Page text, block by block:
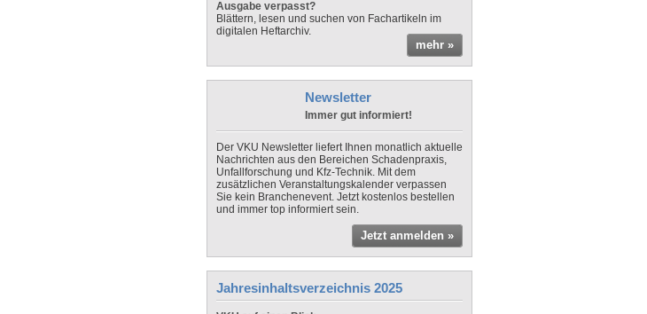
Ausgabe verpasst?
Blättern, lesen und suchen von Fachartikeln im
digitalen Heftarchiv.
mehr »
Newsletter
Immer gut informiert!
Der VKU Newsletter liefert Ihnen monatlich aktuelle
Nachrichten aus den Bereichen Schadenpraxis,
Unfallforschung und Kfz-Technik. Mit dem
zusätzlichen Veranstaltungskalender verpassen
Sie kein Branchenevent. Jetzt kostenlos bestellen
und immer top informiert sein.
Jetzt anmelden »
Jahresinhaltsverzeichnis 2025